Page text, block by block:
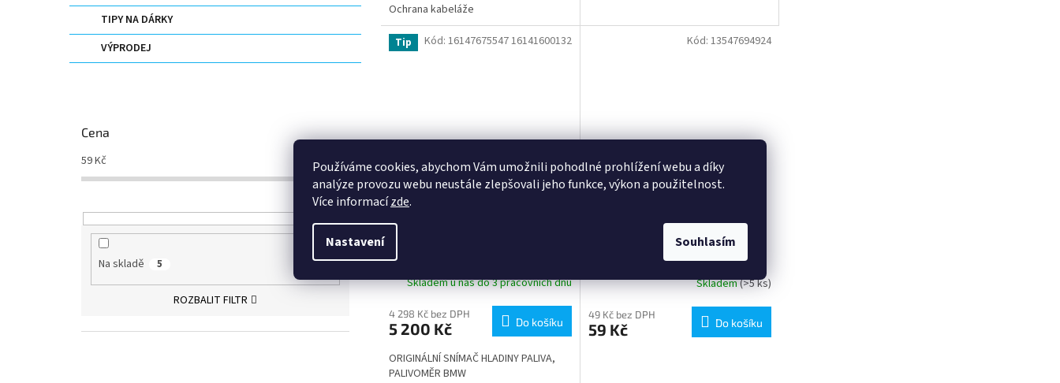
Používáme cookies, abychom Vám umožnili pohodlné prohlížení webu a díky
analýze provozu webu neustále zlepšovali jeho funkce, výkon a použitelnost.
Více informacízde.
Nastavení Souhlasím
TIPY NA DÁRKY
VÝPRODEJ
Cena
59Kč 5200Kč
Na skladě 5
ROZBALIT FILTR
Ochrana kabeláže
Tip
Skladem u nás do 3 pracovních dnů
4 298 Kč bez DPH
5 200 Kč Do košíku
ORIGINÁLNÍ SNÍMAČ HLADINY PALIVA,
PALIVOMĚR BMW
Kód: 16147675547 16141600132
KRYTKA SYNCHRONIZACE
Skladem(>5 ks)
49 Kč bez DPH
59 Kč Do košíku
Kód:13547694924